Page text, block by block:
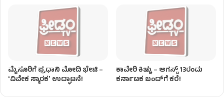
ಮೈಸೂರಿಗೆ ಪ್ರಧಾನಿ ಮೋದಿ ಭೇಟಿ –
ʻವಿವೇಕ ಸ್ಮಾರಕʼ ಉದ್ಘಾಟನೆ!
ಕಾವೇರಿ ಕಿಚ್ಚು – ಆಗಸ್ಟ್​ 13ರಂದು
ಕರ್ನಾಟಕ ಬಂದ್​ಗೆ ಕರೆ!